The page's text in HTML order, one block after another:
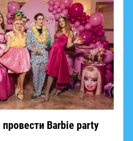
Barbie party